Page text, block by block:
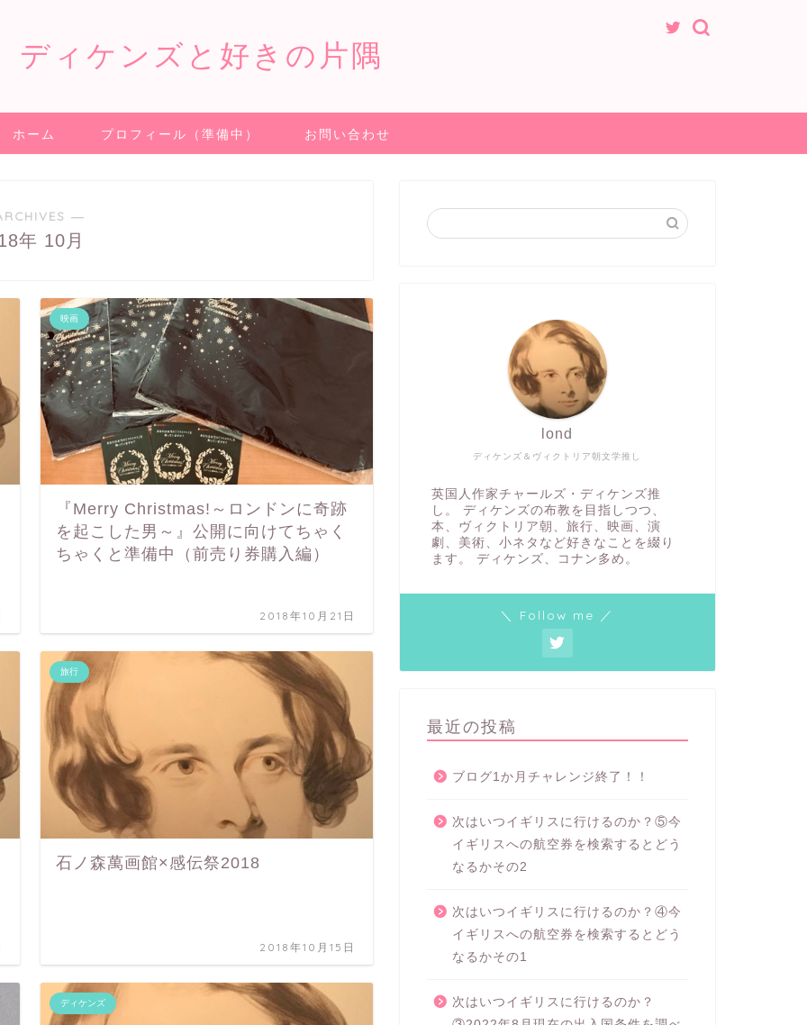
ディケンズと好きの片隅
ホーム プロフィール（準備中） お問い合わせ
―
年 10月
映画
『Merry Christmas!～ロンドンに奇跡
を起こした男～』公開に向けてちゃく
ちゃくと準備中（前売り券購入編）
2018年10月21日
旅行
石ノ森萬画館×感伝祭2018
2018年10月15日
ディケンズ
ディケンズ＆ヴィクトリア朝文学推し
lond
英国人作家チャールズ・ディケンズ推
し。 ディケンズの布教を目指しつつ、
本、ヴィクトリア朝、旅行、映画、演
劇、美術、小ネタなど好きなことを綴り
ます。 ディケンズ、コナン多め。
＼ Follow me ／
最近の投稿
ブログ1か月チャレンジ終了！！
次はいつイギリスに行けるのか？⑤今
イギリスへの航空券を検索するとどう
なるかその2
次はいつイギリスに行けるのか？④今
イギリスへの航空券を検索するとどう
なるかその1
次はいつイギリスに行けるのか？